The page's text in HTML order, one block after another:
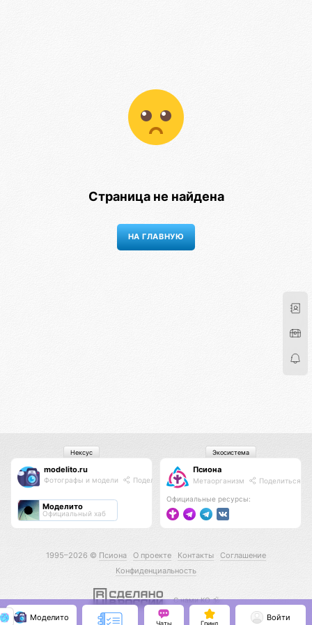
Страница не найдена
НА ГЛАВНУЮ
modelito.ru
Фотографы и модели Поделиться
Моделито
Официальный хаб
Нексус
Псиона
Метаорганизм Поделиться
Официальные ресурсы:
Экосистема
1995–2026 © Псиона О проекте Контакты
Соглашение
Конфиденциальность
С нами КО 🕉️
Моделито
Чаты Гринд
Войти